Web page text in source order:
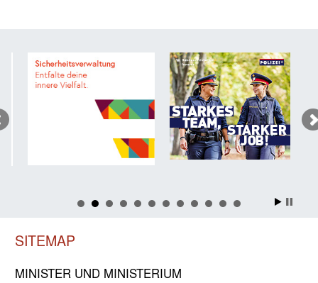
SITEMAP
MINISTER UND MINIST­ERIUM